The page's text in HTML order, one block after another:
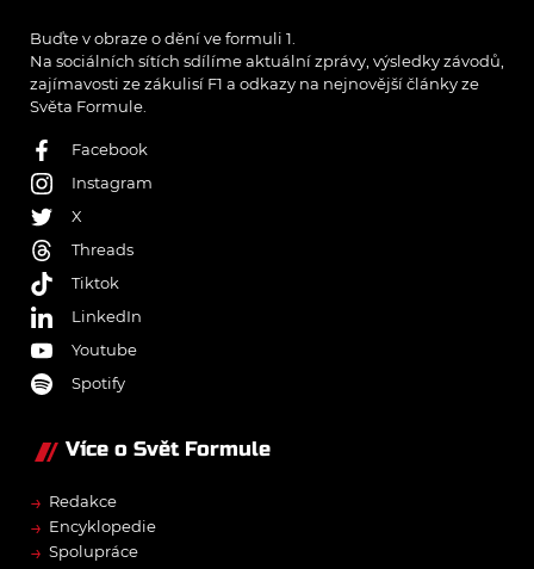
Buďte v obraze o dění ve formuli 1.
Na sociálních sítích sdílíme aktuální zprávy, výsledky závodů,
zajímavosti ze zákulisí F1 a odkazy na nejnovější články ze
Světa Formule.
Facebook
Instagram
X
Threads
Tiktok
LinkedIn
Youtube
Spotify
Více o Svět Formule
→ Redakce
→ Encyklopedie
→ Spolupráce